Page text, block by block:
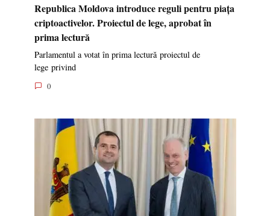
Republica Moldova introduce reguli pentru piața
criptoactivelor. Proiectul de lege, aprobat în
prima lectură
Parlamentul a votat în prima lectură proiectul de
lege privind
0